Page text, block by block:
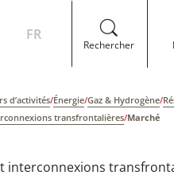
FR
Rechercher
d’activités/Énergie/Gaz & Hydrogène/
transfrontalières/Marché
interconnexions